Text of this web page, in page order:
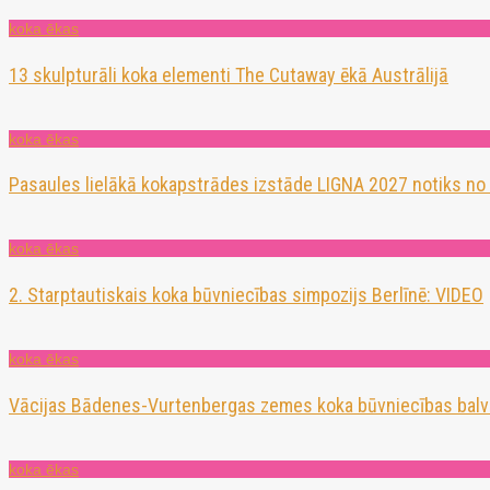
koka ēkas
13 skulpturāli koka elementi The Cutaway ēkā Austrālijā
koka ēkas
Pasaules lielākā kokapstrādes izstāde LIGNA 2027 notiks
koka ēkas
2. Starptautiskais koka būvniecības simpozijs Berlīnē: VIDEO
koka ēkas
Vācijas Bādenes-Vurtenbergas zemes koka būvniecības
koka ēkas